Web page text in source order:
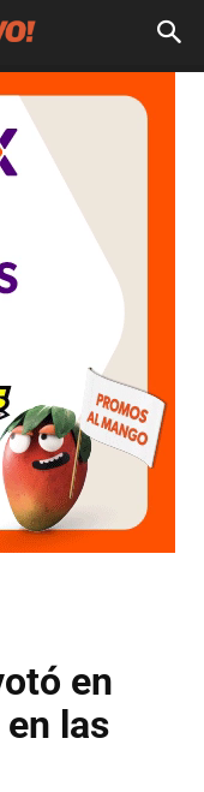
en
las